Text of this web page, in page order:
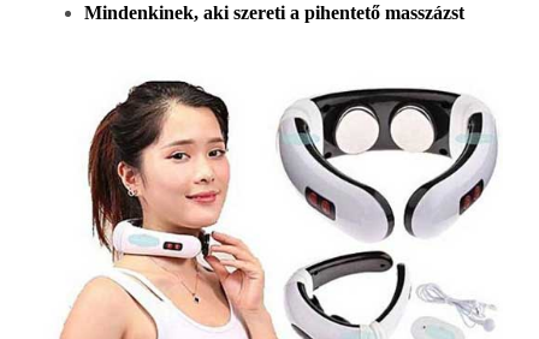
Mindenkinek, aki szereti a pihentető masszázst